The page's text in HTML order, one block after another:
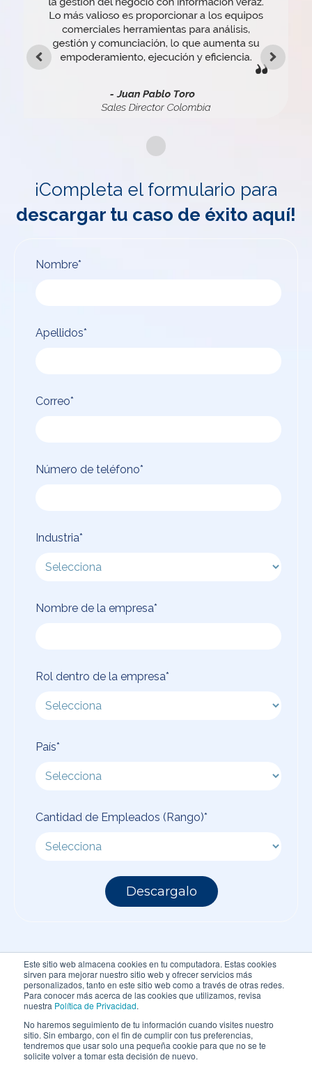
Este sitio web almacena cookies en tu computadora. Estas cookies
sirven para mejorar nuestro sitio web y ofrecer servicios más
personalizados, tanto en este sitio web como a través de otras redes.
Para conocer más acerca de las cookies que utilizamos, revisa
nuestra Política de Privacidad.
No haremos seguimiento de tu información cuando visites nuestro
sitio. Sin embargo, con el fin de cumplir con tus preferencias,
tendremos que usar solo una pequeña cookie para que no se te
solicite volver a tomar esta decisión de nuevo.
¡Completa el formulario para
descargar tu caso de éxito aquí!
Nombre*
Apellidos*
Correo*
Número de teléfono*
Industria*
Nombre de la empresa*
Rol dentro de la empresa*
País*
Cantidad de Empleados (Rango)*
Copyright © 2024 Teamcore | Todos los derechos
reservados